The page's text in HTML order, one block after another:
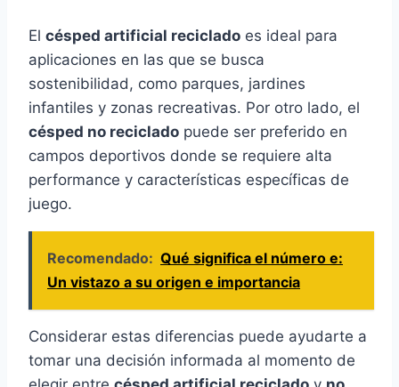
El césped artificial reciclado es ideal para
aplicaciones en las que se busca
sostenibilidad, como parques, jardines
infantiles y zonas recreativas. Por otro lado, el
césped no reciclado puede ser preferido en
campos deportivos donde se requiere alta
performance y características específicas de
juego.
Recomendado: Qué significa el número e:
Un vistazo a su origen e importancia
Considerar estas diferencias puede ayudarte a
tomar una decisión informada al momento de